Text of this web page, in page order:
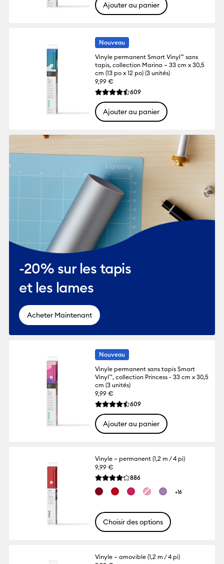
Ajouter au panier
Nouveau
Vinyle permanent Smart Vinyl™ sans
tapis, collection Marina – 33 cm x 30,5
cm (13 po x 12 po) (3 unités)
9,99 €
La note moyenne de ce produit est 4.5
609Reviews
Ajouter au panier
-20% sur les tapis
et les lames
Acheter Maintenant
Nouveau
Vinyle permanent sans tapis Smart
Vinyl™, collection Princess - 33 cm x 30,5
cm (3 unités)
9,99 €
La note moyenne de ce produit est 4.5
609Reviews
Ajouter au panier
Vinyle – permanent (1,2 m / 4 pi)
9,99 €
La note moyenne de ce produit est 4.2
886Reviews
+16
Choisir des options
Vinyle – amovible (1,2 m / 4 pi)